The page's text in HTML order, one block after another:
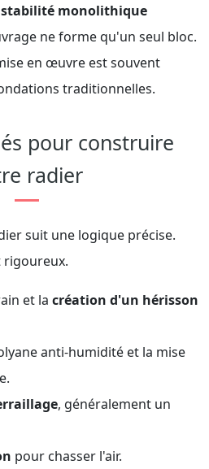
stabilité monolithique
ne forme qu'un seul bloc.
en œuvre est souvent
traditionnelles.
pour construire
radier
suit une logique précise.
rigoureux.
et la création d'un hérisson
anti-humidité et la mise
, généralement un
pour chasser l'air.